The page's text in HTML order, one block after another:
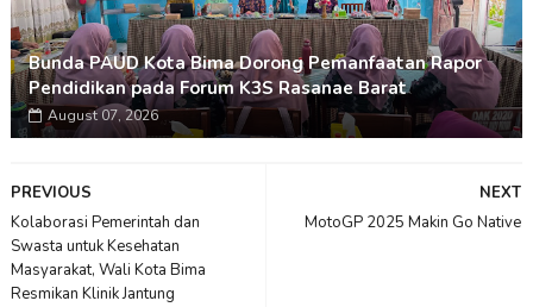
Bunda PAUD Kota Bima Dorong Pemanfaatan Rapor
Pendidikan pada Forum K3S Rasanae Barat
August 07, 2026
NEXT
MotoGP 2025 Makin Go Native
PREVIOUS
Kolaborasi Pemerintah dan
Swasta untuk Kesehatan
Masyarakat, Wali Kota Bima
Resmikan Klinik Jantung